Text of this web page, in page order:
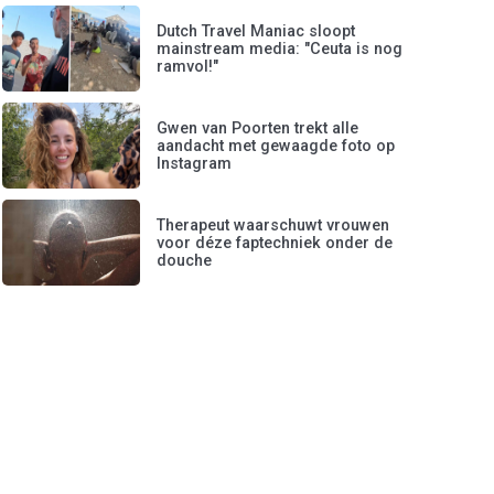
Dutch Travel Maniac sloopt
mainstream media: "Ceuta is nog
ramvol!"
Gwen van Poorten trekt alle
aandacht met gewaagde foto op
Instagram
Therapeut waarschuwt vrouwen
voor déze faptechniek onder de
douche